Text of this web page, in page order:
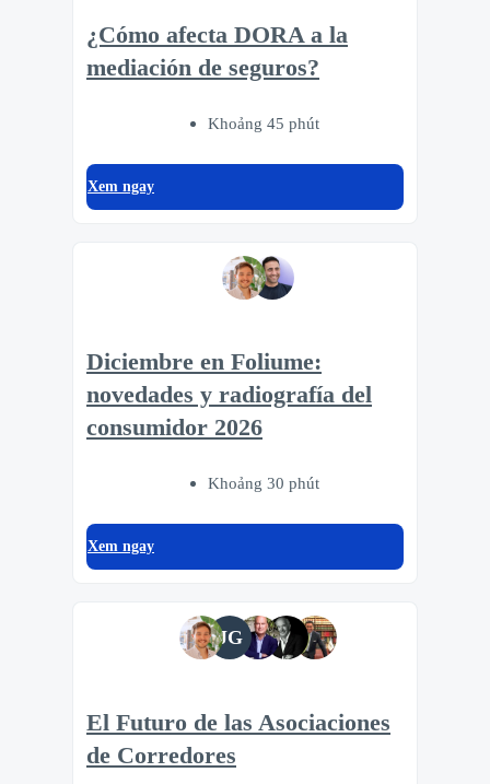
¿Cómo afecta DORA a la
mediación de seguros?
Khoảng 45 phút
Xem ngay
Diciembre en Foliume:
novedades y radiografía del
consumidor 2026
Khoảng 30 phút
Xem ngay
JG
El Futuro de las Asociaciones
de Corredores